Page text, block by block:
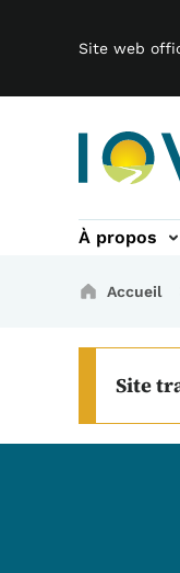
Site web
À propos
navigation
Accueil
Site